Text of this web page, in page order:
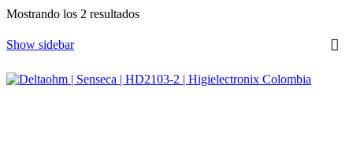
Mostrando los 2 resultadosOrdenado
Show sidebar